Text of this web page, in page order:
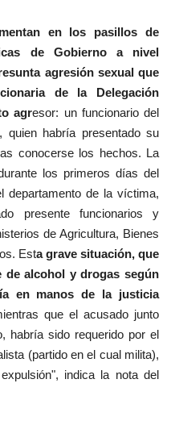
en los pasillos de
de Gobierno a nivel
agresión sexual que
de la Delegación
agresor: un funcionario del
quien habría presentado su
conocerse los hechos. La
los primeros días del
departamento de la víctima,
presente funcionarios y
de Agricultura, Bienes
Esta grave situación, que
de alcohol y drogas según
en manos de la justicia
que el acusado junto
habría sido requerido por el
(partido en el cual milita),
indica la nota del